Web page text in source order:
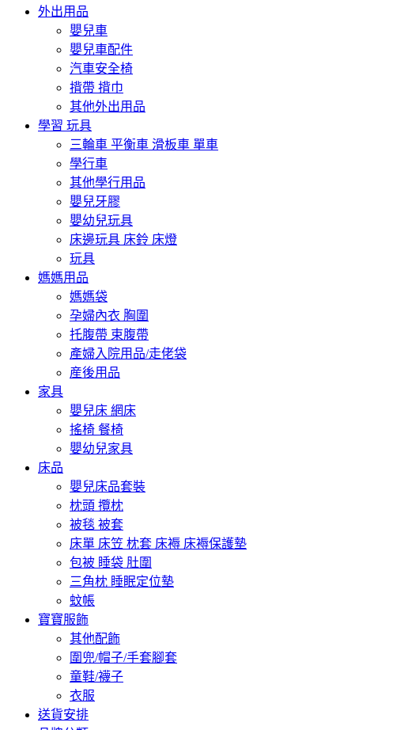
外出用品
嬰兒車
嬰兒車配件
汽車安全椅
揹帶 揹巾
其他外出用品
學習 玩具
三輪車 平衡車 滑板車 單車
學行車
其他學行用品
嬰兒牙膠
嬰幼兒玩具
床邊玩具 床鈴 床燈
玩具
媽媽用品
媽媽袋
孕婦內衣 胸圍
托腹帶 束腹帶
產婦入院用品/走佬袋
産後用品
家具
嬰兒床 網床
搖椅 餐椅
嬰幼兒家具
床品
嬰兒床品套裝
枕頭 攬枕
被毯 被套
床單 床笠 枕套 床褥 床褥保護墊
包被 睡袋 肚圍
三角枕 睡眠定位墊
蚊帳
寶寶服飾
其他配飾
圍兜/帽子/手套腳套
童鞋/襪子
衣服
送貨安排